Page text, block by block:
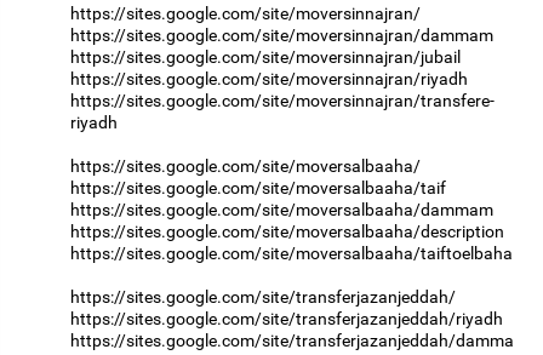
https://sites.google.com/site/moversinnajran/
https://sites.google.com/site/moversinnajran/dammam
https://sites.google.com/site/moversinnajran/jubail
https://sites.google.com/site/moversinnajran/riyadh
https://sites.google.com/site/moversinnajran/transfere-
riyadh
https://sites.google.com/site/moversalbaaha/
https://sites.google.com/site/moversalbaaha/taif
https://sites.google.com/site/moversalbaaha/dammam
https://sites.google.com/site/moversalbaaha/description
https://sites.google.com/site/moversalbaaha/taiftoelbaha
https://sites.google.com/site/transferjazanjeddah/
https://sites.google.com/site/transferjazanjeddah/riyadh
https://sites.google.com/site/transferjazanjeddah/damma